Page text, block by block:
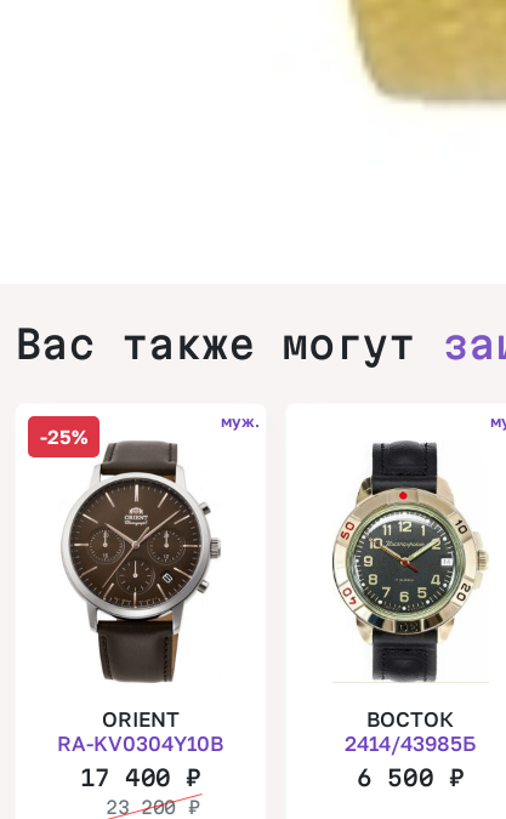
Вас также могут
-25%
муж.
ORIENT
RA-KV0304Y10B
17 400₽
23 200 ₽
ВОСТОК
2414/43985Б
6 500 ₽